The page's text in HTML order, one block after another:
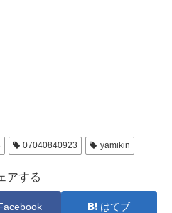
07040840923 yamikin
アする
はてブ